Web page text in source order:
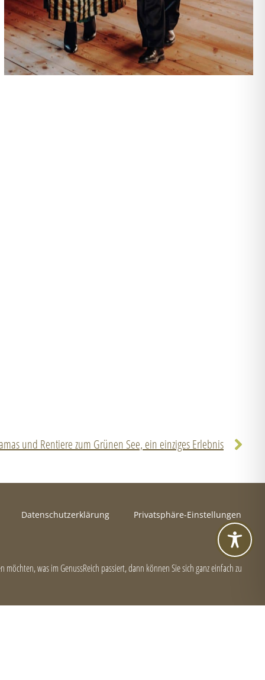
und Rentiere zum Grünen See, ein einziges Erlebnis
Datenschutzerklärung Privatsphäre-Einstellungen
was im GenussReich passiert, dann können Sie sich ganz einfach zu